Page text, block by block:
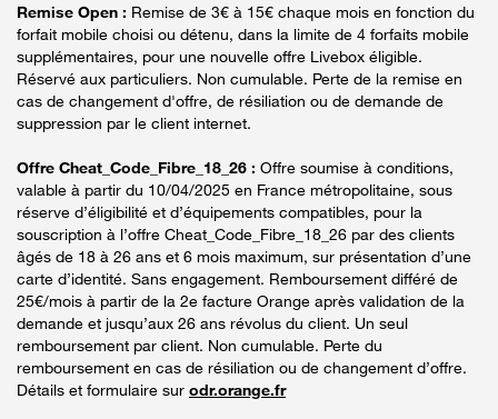
Remise Open : Remise de 3€ à 15€ chaque mois en fonction du
forfait mobile choisi ou détenu, dans la limite de 4 forfaits mobile
supplémentaires, pour une nouvelle offre Livebox éligible.
Réservé aux particuliers. Non cumulable. Perte de la remise en
cas de changement d'offre, de résiliation ou de demande de
suppression par le client internet.
Offre Cheat_Code_Fibre_18_26 : Offre soumise à conditions,
valable à partir du 10/04/2025 en France métropolitaine, sous
réserve d’éligibilité et d’équipements compatibles, pour la
souscription à l’offre Cheat_Code_Fibre_18_26 par des clients
âgés de 18 à 26 ans et 6 mois maximum, sur présentation d’une
carte d’identité. Sans engagement. Remboursement différé de
25€/mois à partir de la 2e facture Orange après validation de la
demande et jusqu’aux 26 ans révolus du client. Un seul
remboursement par client. Non cumulable. Perte du
remboursement en cas de résiliation ou de changement d’offre.
Détails et formulaire sur odr.orange.fr